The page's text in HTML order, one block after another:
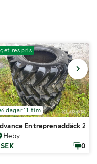
res.pris
6 dagar 11 tim
Entreprenaddäck 2st
Heby
0